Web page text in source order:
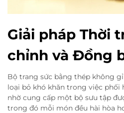
Giải pháp Thời
chỉnh và Đồng
Bộ trang sức bằng thép không
loại bỏ khó khăn trong việc phối
nhờ cung cấp một bộ sưu tập
trong đó mỗi món đều hài hòa